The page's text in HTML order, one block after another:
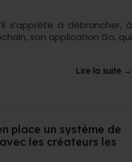
s’apprête à débrancher, à
son application Go, qui
Lire la suite →
place un système de
les créateurs les